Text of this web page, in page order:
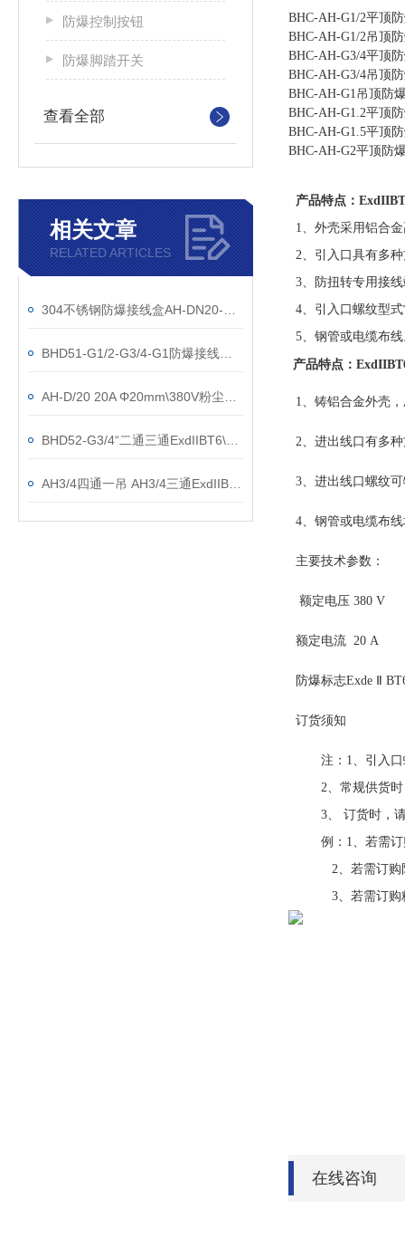
防爆控制按钮
防爆脚踏开关
查看全部
相关文章
RELATED ARTICLES
BHC-AH-G1/2平顶
BHC-AH-G1/2吊顶
BHC-AH-G3/4平顶
BHC-AH-G3/4吊顶
BHC-AH-G1吊顶防
BHC-AH-G1.2平顶
BHC-AH-G1.5平顶
BHC-AH-G2平顶防
产品特点：
1、外壳采用铝合
2、引入口具有多
3、防扭转专用接
4、引入口螺纹型
5、钢管或电缆布
产品特点：
1、铸铝合金外壳
2、进出线口有多
3、进出线口螺纹
4、钢管或电缆布
主要技术参数：
额定电压 380 V
额定电流 20 A
防爆标志Exde Ⅱ
订货须知
注：1、引入口
2、常规供货时
3、 订货时，请
例：1、若需订
2、若需订购防
3、若需订购粉
在线咨询